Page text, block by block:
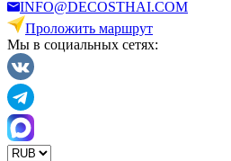
INFO@DECOSTHAI.COM
Проложить маршрут
Мы в социальных сетях: